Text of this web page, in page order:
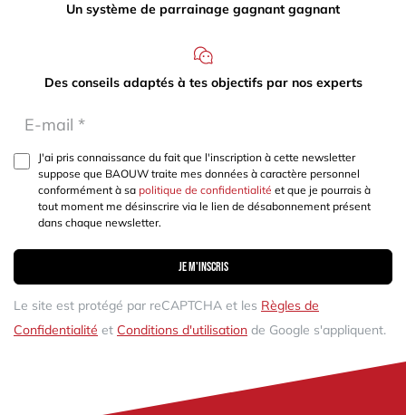
Un système de parrainage gagnant gagnant
Des conseils adaptés à tes objectifs par nos experts
J'ai pris connaissance du fait que l'inscription à cette newsletter
suppose que BAOUW traite mes données à caractère personnel
conformément à sa politique de confidentialité et que je pourrais à
tout moment me désinscrire via le lien de désabonnement présent
dans chaque newsletter.
Je m'inscris
Le site est protégé par reCAPTCHA et les Règles de
Confidentialité et Conditions d'utilisation de Google s'appliquent.